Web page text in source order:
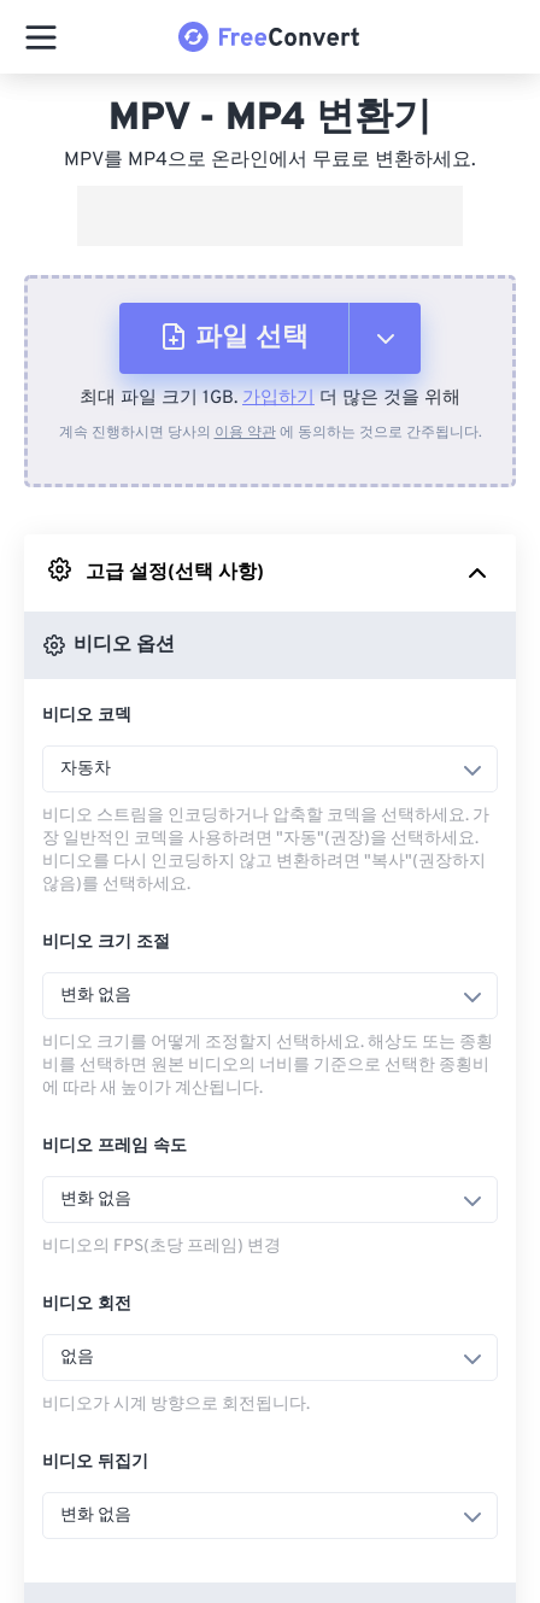
MPV - MP4 변환기
MPV를 MP4으로 온라인에서 무료로 변환하세요.
파일 선택
장치에서
Google 드라이브에서
최대 파일 크기 1GB. 가입하기 더 많은 것을 위해
계속 진행하시면 당사의 이용 약관에 동의하는 것으로 간주됩니다.
고급 설정(선택 사항)
비디오 옵션
비디오 코덱
자동차
비디오 스트림을 인코딩하거나 압축할 코덱을 선택하세요. 가
장 일반적인 코덱을 사용하려면 "자동"(권장)을 선택하세요.
비디오를 다시 인코딩하지 않고 변환하려면 "복사"(권장하지
않음)를 선택하세요.
비디오 크기 조절
변화 없음
비디오 크기를 어떻게 조정할지 선택하세요. 해상도 또는 종횡
비를 선택하면 원본 비디오의 너비를 기준으로 선택한 종횡비
에 따라 새 높이가 계산됩니다.
비디오 프레임 속도
변화 없음
비디오의 FPS(초당 프레임) 변경
비디오 회전
없음
비디오가 시계 방향으로 회전됩니다.
비디오 뒤집기
변화 없음